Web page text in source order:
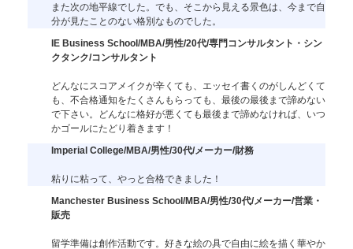
また次の地平線でした。でも、そこから見える景色は、今まで自
分が見たことのない格別なものでした。
IE Business School/MBA/男性/20代/専門コンサルタント・シン
クタンク/コンサルタント
どんなにスコアメイクが辛くても、エッセイ書くのがしんどくて
も、不合格通知をたくさんもらっても、最後の最後まで諦めない
で下さい。どんなに格好が悪くても最後まで諦めなければ、いつ
かゴールにたどり着きます！
Imperial College/MBA/男性/30代/メーカー/財務
粘りに粘って、やっと合格できました！
Manchester Business School/MBA/男性/30代/メーカー/営業・
販売
留学準備は創作活動です。好きな絵の具で自由に絵を描く華やか